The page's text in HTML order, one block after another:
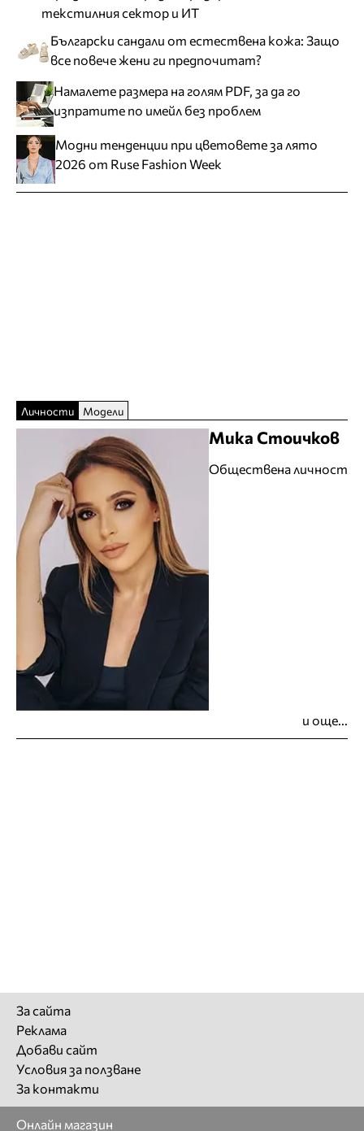
текстилния сектор и ИТ
Български сандали от естествена кожа: Защо
все повече жени ги предпочитат?
Намалете размера на голям PDF, за да го
изпратите по имейл без проблем
Модни тенденции при цветовете за лято
2026 от Ruse Fashion Week
Личности Модели
Мика Стоичков
Обществена личност
и още...
За сайта
Реклама
Добави сайт
Условия за ползване
За контакти
Онлайн магазин